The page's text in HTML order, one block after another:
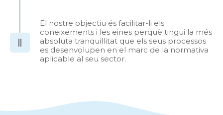
El nostre objectiu és facilitar-li els
coneixements i les eines perquè tingui la més
absoluta tranquil·litat que els seus processos
es desenvolupen en el marc de la normativa
aplicable al seu sector.